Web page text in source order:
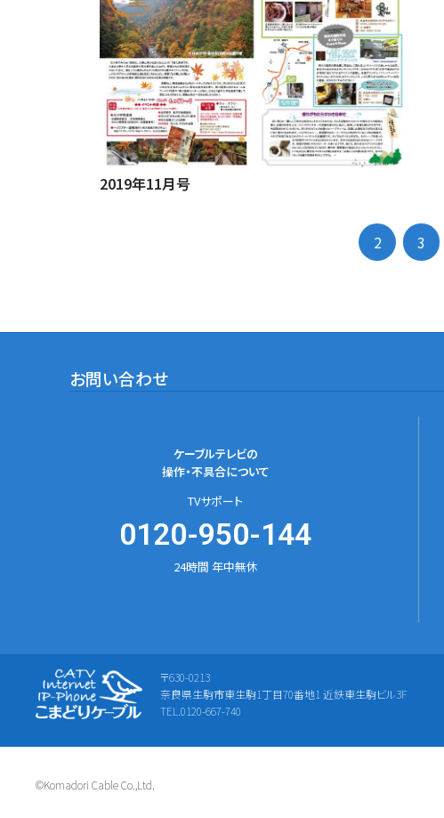
2019年11月号
2 3
お問い合わせ
ケーブルテレビの
操作・不具合について
TVサポート
0120-950-144
24時間 年中無休
〒630-0213
奈良県生駒市東生駒1丁目70番地1 近鉄東生駒ビル3F
TEL.0120-667-740
©Komadori Cable Co.,Ltd.